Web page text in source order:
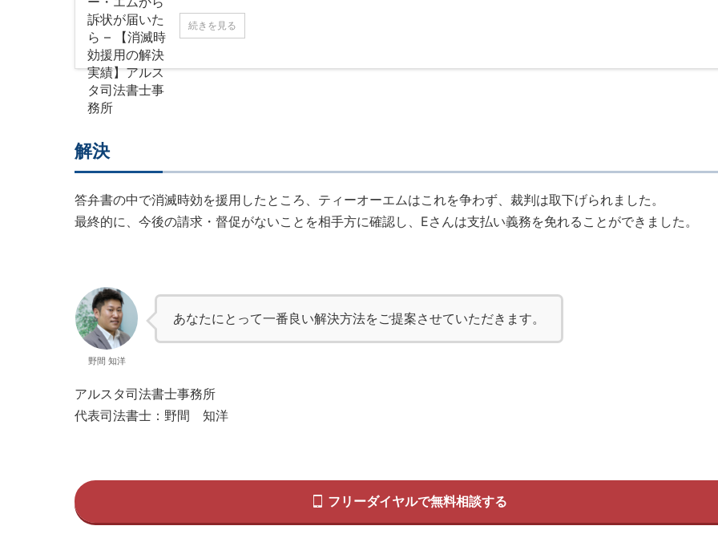
続きを見る
解決
答弁書の中で消滅時効を援用したところ、ティーオーエムはこれを争わず、裁判は取下げられました。
最終的に、今後の請求・督促がないことを相手方に確認し、Eさんは支払い義務を免れることができました。
野間 知洋
あなたにとって一番良い解決方法をご提案させていただきます。
アルスタ司法書士事務所
代表司法書士：野間 知洋
フリーダイヤルで無料相談する